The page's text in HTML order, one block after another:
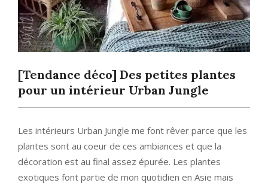
[Tendance déco] Des petites plantes
pour un intérieur Urban Jungle
Les intérieurs Urban Jungle me font rêver parce que les
plantes sont au coeur de ces ambiances et que la
décoration est au final assez épurée. Les plantes
exotiques font partie de mon quotidien en Asie mais